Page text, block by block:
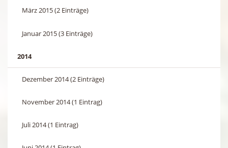
März 2015 (2 Einträge)
Januar 2015 (3 Einträge)
2014
Dezember 2014 (2 Einträge)
November 2014 (1 Eintrag)
Juli 2014 (1 Eintrag)